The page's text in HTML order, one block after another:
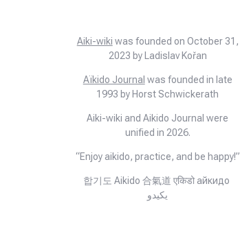
Aiki-wiki was founded on October 31,
2023 by Ladislav Kořan
Aïkido Journal was founded in late
1993 by Horst Schwickerath
Aiki-wiki and Aikido Journal were
unified in 2026.
“Enjoy aikido, practice, and be happy!”
합기도 Aikido 合氣道 एकिडो айкидо
يكيدو